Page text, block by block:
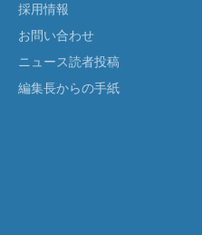
採用情報
お問い合わせ
ニュース読者投稿
編集長からの手紙